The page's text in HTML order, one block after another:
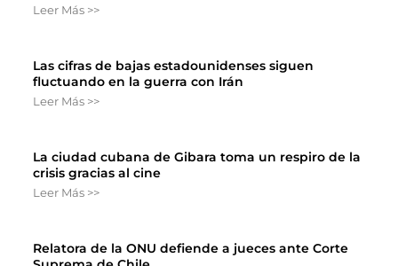
Leer Más >>
Las cifras de bajas estadounidenses siguen
fluctuando en la guerra con Irán
Leer Más >>
La ciudad cubana de Gibara toma un respiro de la
crisis gracias al cine
Leer Más >>
Relatora de la ONU defiende a jueces ante Corte